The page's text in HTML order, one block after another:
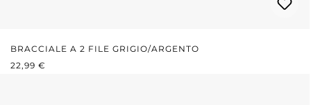
BRACCIALE A 2 FILE GRIGIO/ARGENTO
PREZZO NORMALE:
22,99 €